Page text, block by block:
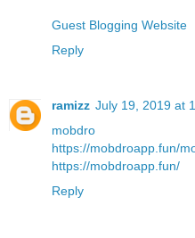
Guest Blogging Website
Reply
ramizz July 19, 2019 at
mobdro
https://mobdroapp.fun/
https://mobdroapp.fun/
Reply